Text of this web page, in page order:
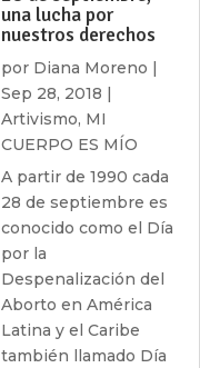
una lucha por
nuestros derechos
por Diana Moreno
Sep 28, 2018
Artivismo, MI
CUERPO ES MÍO
A partir de 1990 cada
28 de septiembre es
conocido como el Día
por la
Despenalización del
Aborto en América
Latina y el Caribe
también llamado Día